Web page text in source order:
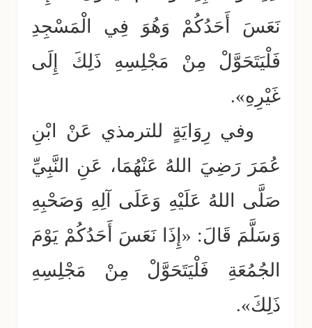
نَعَسَ أَحَدُكُمْ وَهُوَ فِي الْمَسْجِدِ
فَلْيَتَحَوَّلْ مِنْ مَجْلِسِهِ ذَلِكَ إِلَى
غَيْرِهِ».
وفي رِوَايَةٍ للترمذي عَنْ ابْنِ
عُمَرَ رَضِيَ اللهُ عَنْهُمَا، عَنِ النَّبِيِّ
صَلَّى اللهُ عَلَيْهِ وَعَلَى آلِهِ وَصَحْبِهِ
وَسَلَّمَ قَالَ: «إِذَا نَعَسَ أَحَدُكُمْ يَوْمَ
الجُمُعَةِ فَلْيَتَحَوَّلْ مِنْ مَجْلِسِهِ
ذَلِكَ».